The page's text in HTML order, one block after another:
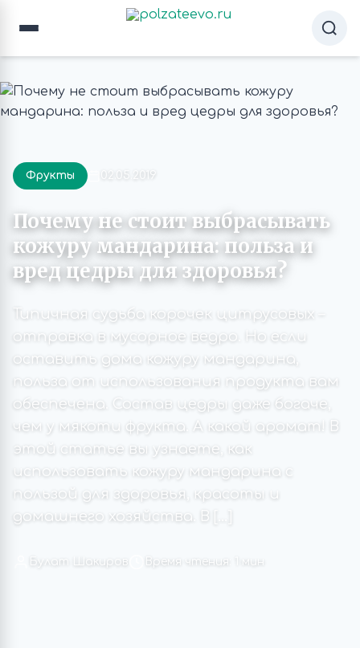
Фрукты 02.05.2019
Почему не стоит выбрасывать
кожуру мандарина: польза и
вред цедры для здоровья?
Типичная судьба корочек цитрусовых –
отправка в мусорное ведро. Но если
оставить дома кожуру мандарина,
польза от использования продукта вам
обеспечена. Состав цедры даже богаче,
чем у мякоти фрукта. А какой аромат! В
этой статье вы узнаете, как
использовать кожуру мандарина с
пользой для здоровья, красоты и
домашнего хозяйства. В […]
Булат Шакиров Время чтения: 1 мин